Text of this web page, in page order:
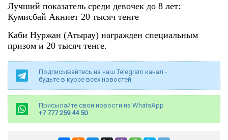
Лучший показатель среди девочек до 8 лет:
Кумисбай Акниет 20 тысяч тенге
Каби Нуржан (Атырау) награжден специальным
призом и 20 тысяч тенге.
Подписывайтесь на наш Telegram канал -
будьте в курсе всех новостей
Присылайте свои новости на WhatsApp
+7 777 259 44 50